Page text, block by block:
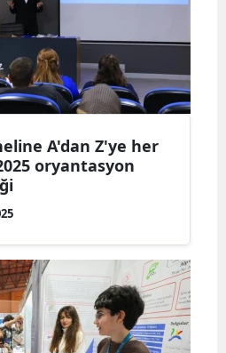
A'dan Z'ye her
oryantasyon